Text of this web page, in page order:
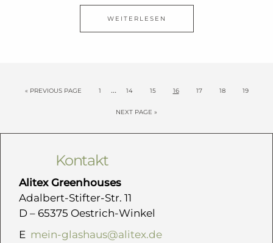
WEITERLESEN
« PREVIOUS PAGE 1 … 14 15 16 17 18 19
NEXT PAGE »
Kontakt
Alitex Greenhouses
Adalbert-Stifter-Str. 11
D – 65375 Oestrich-Winkel
E mein-glashaus@alitex.de